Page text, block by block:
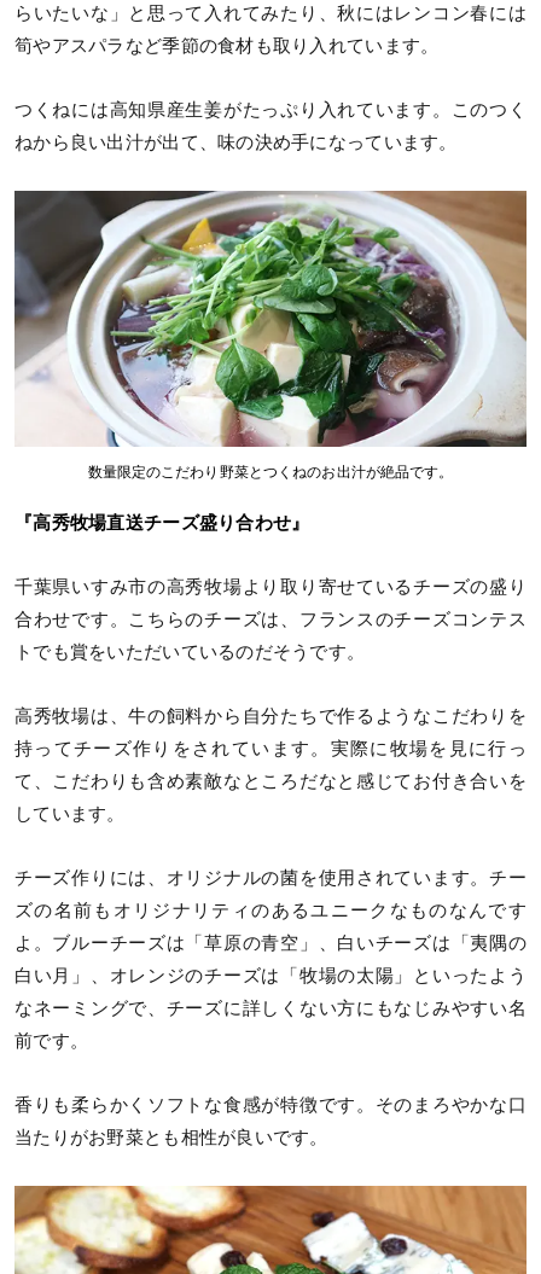
らいたいな」と思って入れてみたり、秋にはレンコン春には
筍やアスパラなど季節の食材も取り入れています。
つくねには高知県産生姜がたっぷり入れています。このつく
ねから良い出汁が出て、味の決め手になっています。
数量限定のこだわり野菜とつくねのお出汁が絶品です。
『高秀牧場直送チーズ盛り合わせ』
千葉県いすみ市の高秀牧場より取り寄せているチーズの盛り
合わせです。こちらのチーズは、フランスのチーズコンテス
トでも賞をいただいているのだそうです。
高秀牧場は、牛の飼料から自分たちで作るようなこだわりを
持ってチーズ作りをされています。実際に牧場を見に行っ
て、こだわりも含め素敵なところだなと感じてお付き合いを
しています。
チーズ作りには、オリジナルの菌を使用されています。チー
ズの名前もオリジナリティのあるユニークなものなんです
よ。ブルーチーズは「草原の青空」、白いチーズは「夷隅の
白い月」、オレンジのチーズは「牧場の太陽」といったよう
なネーミングで、チーズに詳しくない方にもなじみやすい名
前です。
香りも柔らかくソフトな食感が特徴です。そのまろやかな口
当たりがお野菜とも相性が良いです。